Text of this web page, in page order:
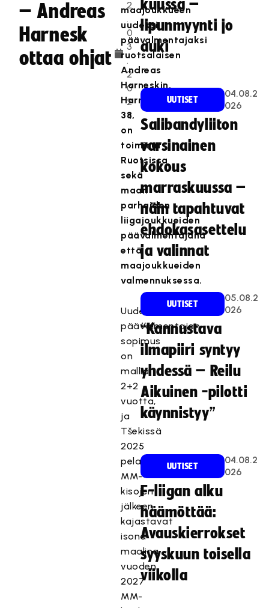
– Andreas
Harnesk
ottaa ohjat
2
.
0
3
.
2
0
2
4
maajoukkueen
uudeksi
päävalmentajaksi
ruotsalaisen
Andreas
Harneskin.
Harnesk,
38,
on
toiminut
Ruotsissa
sekä
maan
parhaiden
liigajoukkueiden
päävalmentajana
että
maajoukkueiden
valmennuksessa.
Uuden
päävalmentajan
sopimus
on
mallia
2+2
vuotta,
ja
Tšekissä
2025
pelattavien
MM-
kisojen
jälkeen
kajastavat
isona
maalina
vuoden
2027
MM-
kuussa –
lipunmyynti jo
auki
UUTISET
04.08.2
026
Salibandyliiton
varsinainen
kokous
marraskuussa –
näin tapahtuvat
ehdokasasettelu
ja valinnat
UUTISET
05.08.2
026
“Kannustava
ilmapiiri syntyy
yhdessä – Reilu
Aikuinen -pilotti
käynnistyy”
UUTISET
04.08.2
026
F-liigan alku
häämöttää:
Avauskierrokset
syyskuun toisella
viikolla